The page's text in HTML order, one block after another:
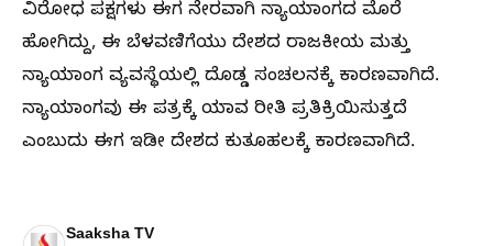
ವಿರೋಧ ಪಕ್ಷಗಳು ಈಗ ನೇರವಾಗಿ ನ್ಯಾಯಾಂಗದ ಮೊರೆ
ಹೋಗಿದ್ದು, ಈ ಬೆಳವಣಿಗೆಯು ದೇಶದ ರಾಜಕೀಯ ಮತ್ತು
ನ್ಯಾಯಾಂಗ ವ್ಯವಸ್ಥೆಯಲ್ಲಿ ದೊಡ್ಡ ಸಂಚಲನಕ್ಕೆ ಕಾರಣವಾಗಿದೆ.
ನ್ಯಾಯಾಂಗವು ಈ ಪತ್ರಕ್ಕೆ ಯಾವ ರೀತಿ ಪ್ರತಿಕ್ರಿಯಿಸುತ್ತದೆ
ಎಂಬುದು ಈಗ ಇಡೀ ದೇಶದ ಕುತೂಹಲಕ್ಕೆ ಕಾರಣವಾಗಿದೆ.
Saaksha TV